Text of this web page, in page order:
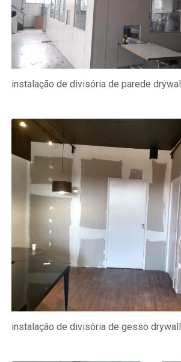
instalação de divisória de parede drywall
instalação de divisória de gesso drywall